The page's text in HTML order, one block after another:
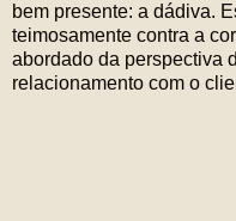
bem presente: a dádiva.
teimosamente contra a
abordado da perspectiva
relacionamento com o